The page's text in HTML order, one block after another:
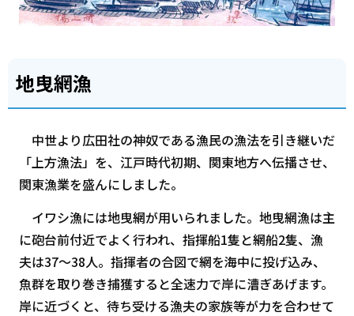
地曳網漁
中世より広田社の神奴である漁民の漁法を引き継いだ
「上方漁法」を、江戸時代初期、関東地方へ伝播させ、
関東漁業を盛んにしました。
イワシ漁には地曳網が用いられました。地曳網漁は主
に砲台前付近でよく行われ、指揮船1隻と網船2隻、漁
夫は37～38人。指揮者の合図で網を海中に投げ込み、
魚群を取り巻き捕獲すると全速力で岸に漕ぎあげます。
岸に近づくと、待ち受ける漁夫の家族等が力を合わせて